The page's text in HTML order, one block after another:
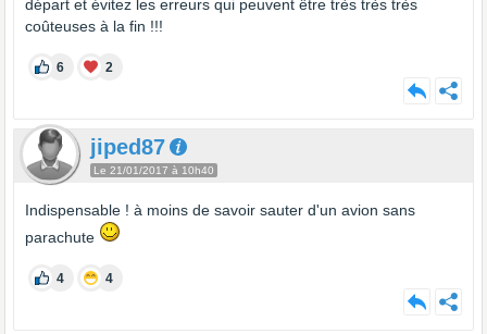
départ et évitez les erreurs qui peuvent être très très très
coûteuses à la fin !!!
6 2
jiped87
Le 21/01/2017 à 10h40
Indispensable ! à moins de savoir sauter d'un avion sans
parachute
4 4